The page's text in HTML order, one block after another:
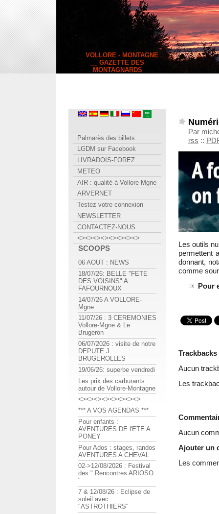
__ VOLLORE - MONTAGNE
__ GAZETTE DES
MONTAGNARDS
Par
rss ::
Les outils
permettent
donnant,
comme
Pour
Trackbacks
Aucun
Les
Aucun
Ajouter un
Les
Palmarès des billets
LGDM sur Facebook
LIVRADOIS-FOREZ
METEO
AIR : qualité à Vollore-Mgne
ARVERNET
Testez votre connexion
NEWSLETTER
CONTACTEZ-NOUS
<><><><><><><><>
SCOOPS
06 AOUT : NEWS
18/07/26: BELLE "FETE
DES VOISINS" A
FAFOURNOUX
14/07/26 A VOLLORE-
Mgne
11/07/26 : 3 CEREMONIES
Vollore-Mgne & Le
Brugeron
06/07/2026 : visite de notre
DEPUTE J.
BRUGEROLLES
19/06/26: superbe vendredi
Les prix des carburants
autour de Vollore-Montagne
<><><><><><><><>
*** A VOS AGENDAS ***
Pour enfants :
AVENTURES DE l'ETE A
PONEY
Pour Ados : stages, randos
AVENTURES A CHEVAL
02->12/08/2026 : Festival
des " Rencontres ARIOSO
"
7 & 12/08/26 : Eclipse de
soleil avec
"ASTROTHIERS"